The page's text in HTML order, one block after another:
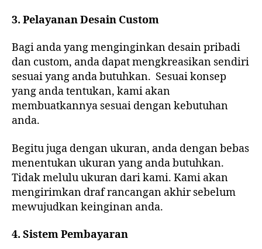
3. Pelayanan Desain Custom
Bagi anda yang menginginkan desain pribadi
dan custom, anda dapat mengkreasikan sendiri
sesuai yang anda butuhkan. Sesuai konsep
yang anda tentukan, kami akan
membuatkannya sesuai dengan kebutuhan
anda.
Begitu juga dengan ukuran, anda dengan bebas
menentukan ukuran yang anda butuhkan.
Tidak melulu ukuran dari kami. Kami akan
mengirimkan draf rancangan akhir sebelum
mewujudkan keinginan anda.
4. Sistem Pembayaran